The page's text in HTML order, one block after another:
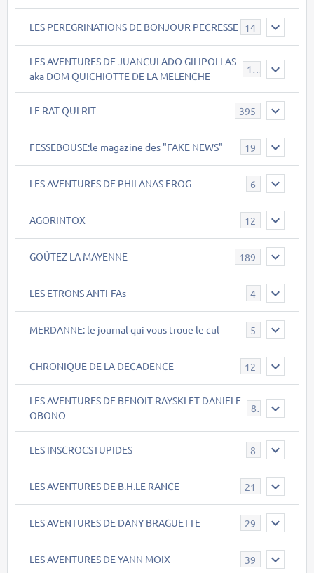
LES PEREGRINATIONS DE BONJOUR PECRESSE 14
LES AVENTURES DE JUANCULADO GILIPOLLAS
aka DOM QUICHIOTTE DE LA MELENCHE
119
LE RAT QUI RIT 395
FESSEBOUSE:le magazine des "FAKE NEWS" 19
LES AVENTURES DE PHILANAS FROG 6
AGORINTOX 12
GOÛTEZ LA MAYENNE 189
LES ETRONS ANTI-FAs 4
MERDANNE: le journal qui vous troue le cul 5
CHRONIQUE DE LA DECADENCE 12
LES AVENTURES DE BENOIT RAYSKI ET DANIELE
OBONO
8
LES INSCROCSTUPIDES 8
LES AVENTURES DE B.H.LE RANCE 21
LES AVENTURES DE DANY BRAGUETTE 29
LES AVENTURES DE YANN MOIX 39